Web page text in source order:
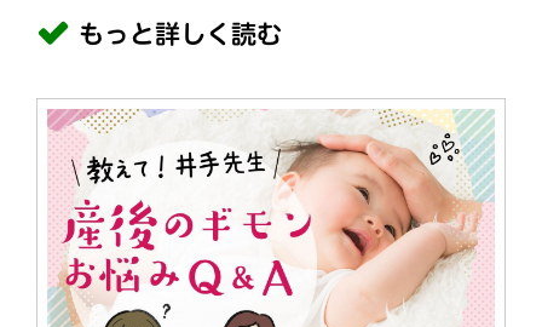
もっと詳しく読む